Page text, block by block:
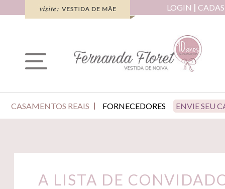
LOGIN
CASAMENTOS REAIS FORNECEDORES ENVIE SEU
A LISTA DE